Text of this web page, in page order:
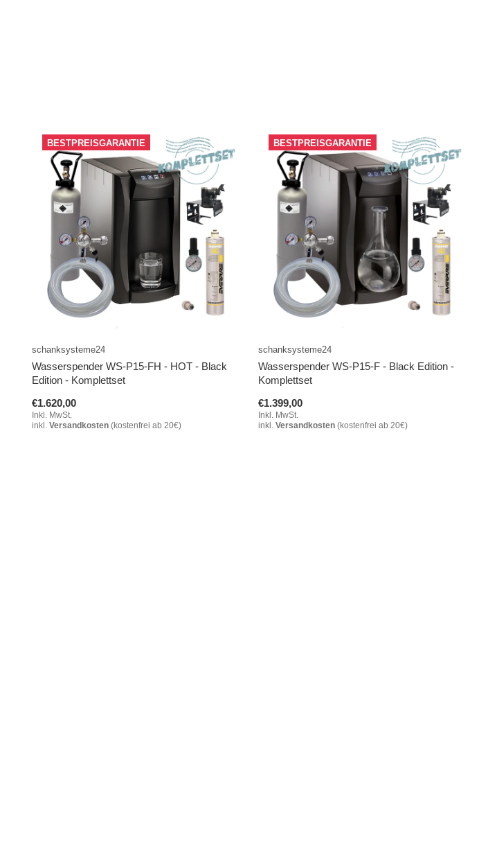
BESTPREISGARANTIE
schanksysteme24
Wasserspender WS-P15-FH - HOT - Black
Edition - Komplettset
€1.620,00
Inkl. MwSt.
inkl. Versandkosten(kostenfrei ab 20€)
BESTPREISGARANTIE
schanksysteme24
Wasserspender WS-P15-F - Black Edition -
Komplettset
€1.399,00
Inkl. MwSt.
inkl. Versandkosten(kostenfrei ab 20€)